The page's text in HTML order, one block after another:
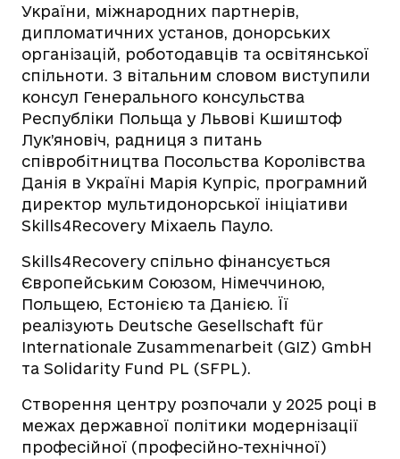
України, міжнародних партнерів,
дипломатичних установ, донорських
організацій, роботодавців та освітянської
спільноти. З вітальним словом виступили
консул Генерального консульства
Республіки Польща у Львові Кшиштоф
Лук’яновіч, радниця з питань
співробітництва Посольства Королівства
Данія в Україні Марія Купріс, програмний
директор мультидонорської ініціативи
Skills4Recovery Міхаель Пауло.
Skills4Recovery спільно фінансується
Європейським Союзом, Німеччиною,
Польщею, Естонією та Данією. Її
реалізують Deutsche Gesellschaft für
Internationale Zusammenarbeit (GIZ) GmbH
та Solidarity Fund PL (SFPL).
Створення центру розпочали у 2025 році в
межах державної політики модернізації
професійної (професійно-технічної)